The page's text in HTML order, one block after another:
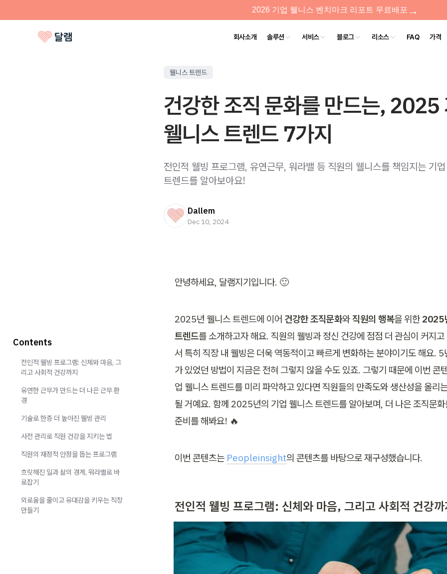
웰니스 트렌드
건강한 조직 문화를 만드는, 2025
웰니스 트렌드 7가지
전인적 웰빙 프로그램, 유연근무, 워라밸 등 직원의 웰니스를 책임지는 기
트렌드를 알아보아요!
Dallem
Dec 10, 2024
안녕하세요, 달램지기입니다. 🙂
2025년 웰니스 트렌드에 이어 건강한 조직문화와 직원의 행복을 위한 2025
트렌드를 소개하고자 해요. 직원의 웰빙과 정신 건강에 점점 더 관심이 커지
서 특히 직장 내 웰빙은 더욱 역동적이고 빠르게 변화하는 분야이기도 해요.
가 있었던 방법이 지금은 전혀 그렇지 않을 수도 있죠. 그렇기 때문에 이번 콘
업 웰니스 트렌드를 미리 파악하고 있다면 직원들의 만족도와 생산성을 올리
될 거예요. 함께 2025년의 기업 웰니스 트렌드를 알아보며, 더 나은 조직문
준비를 해봐요! 🔥
이번 콘텐츠는 Peopleinsight의 콘텐츠를 바탕으로 재구성했습니다.
전인적 웰빙 프로그램: 신체와 마음, 그리고 사회적 건강
Contents
전인적 웰빙 프로그램: 신체와 마음, 그
리고 사회적 건강까지
유연한 근무가 만드는 더 나은 근무 환
경
기술로 한층 더 높아진 웰빙 관리
사전 관리로 직원 건강을 지키는 법
직원의 재정적 안정을 돕는 프로그램
흐릿해진 일과 삶의 경계, 워라밸로 바
로잡기
외로움을 줄이고 유대감을 키우는 직장
만들기